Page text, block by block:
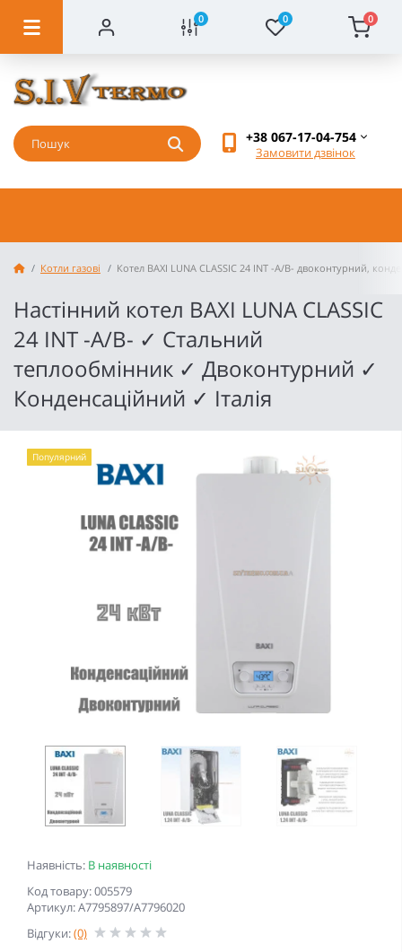
0 0 0
+38 067-17-04-754
Замовити дзвінок
Котли газові Котел BAXI LUNA CLASSIC 24 INT -A/В- двоконтурний,
Настінний котел BAXI LUNA CLASSIC
24 INT -A/В- ✓ Стальний
теплообмінник ✓ Двоконтурний ✓
Конденсаційний ✓ Італія
Наявність: В наявності
Код товару: 005579
Артикул: A7795897/A7796020
Відгуки:(0)
Популярний